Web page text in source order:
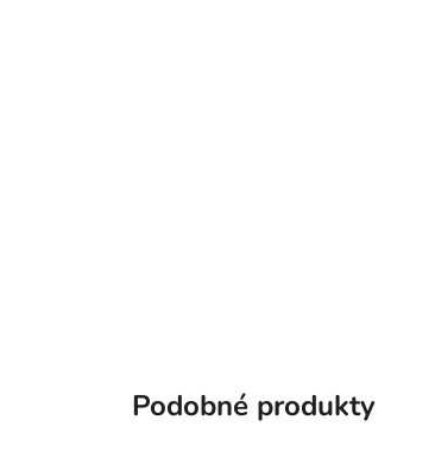
Podobné produkty